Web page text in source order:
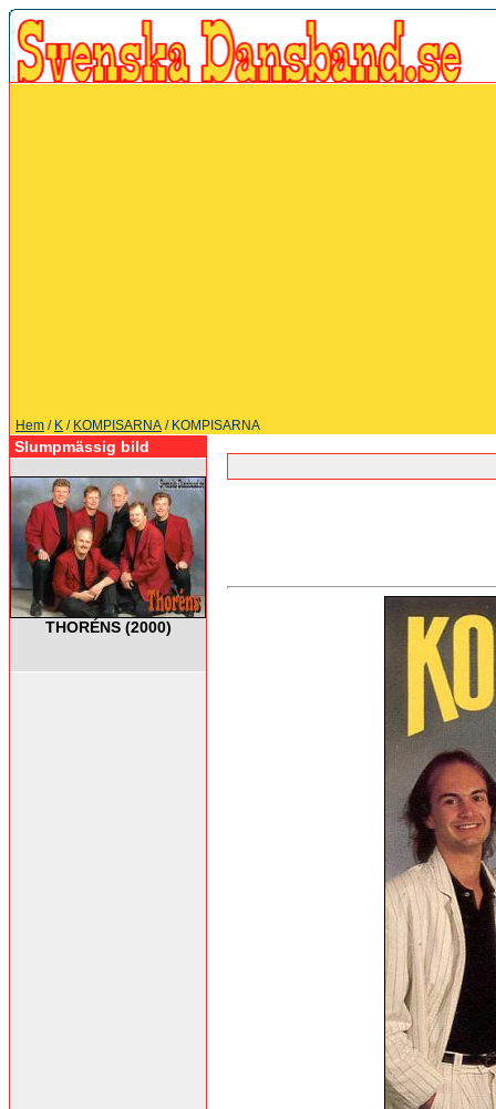
Hem / K / KOMPISARNA / KOMPISARNA
Slumpmässig bild
THORÉNS (2000)